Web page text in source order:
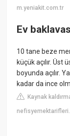
m.yeniakit.com.tr
Ev
10 tane beze
küçük açılır.
boyunda açılır.
kadar da ince
Kaynak